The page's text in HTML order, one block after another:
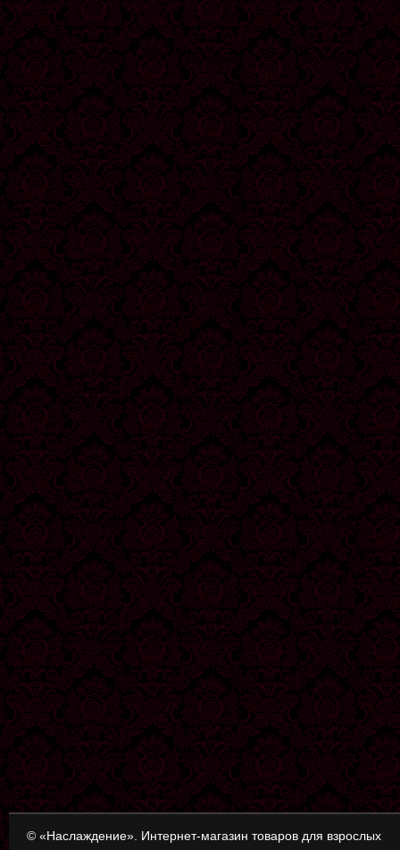
© «Наслаждение». Интернет-магазин товаров для взрослых